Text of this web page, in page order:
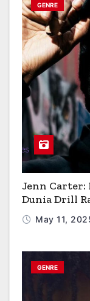
GENRE
Jenn Carter:
Dunia Drill
May 11,
GENRE